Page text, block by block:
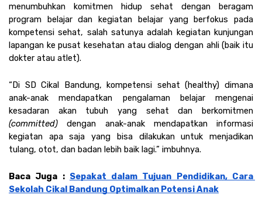
menumbuhkan komitmen hidup sehat dengan beragam
program belajar dan kegiatan belajar yang berfokus pada
kompetensi sehat, salah satunya adalah kegiatan kunjungan
lapangan ke pusat kesehatan atau dialog dengan ahli (baik itu
dokter atau atlet).
“Di SD Cikal Bandung, kompetensi sehat (healthy) dimana
anak-anak mendapatkan pengalaman belajar mengenai
(committed) dengan anak-anak mendapatkan informasi
kegiatan apa saja yang bisa dilakukan untuk menjadikan
tulang, otot, dan badan lebih baik lagi.” imbuhnya.
Baca Juga : Sepakat dalam Tujuan Pendidikan, Cara
Sekolah Cikal Bandung Optimalkan Potensi Anak